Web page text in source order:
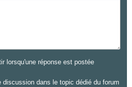
lorsqu'une réponse est postée
discussion dans le topic dédié du forum